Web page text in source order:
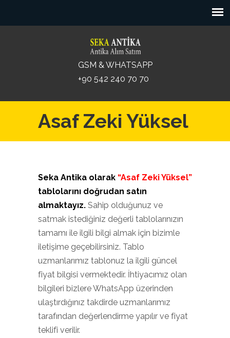
GSM & WHATSAPP
+90 542 240 70 70
Asaf Zeki Yüksel
Seka Antika olarak “Asaf Zeki Yüksel”
tablolarını doğrudan satın
almaktayız. Sahip olduğunuz ve
satmak istediğiniz değerli tablolarınızın
tamamı ile ilgili bilgi almak için bizimle
iletişime geçebilirsiniz. Tablo
uzmanlarımız tablonuz la ilgili güncel
fiyat bilgisi vermektedir. İhtiyacımız olan
bilgileri bizlere WhatsApp üzerinden
ulaştırdığınız takdirde uzmanlarımız
tarafından değerlendirme yapılır ve fiyat
teklifi verilir.